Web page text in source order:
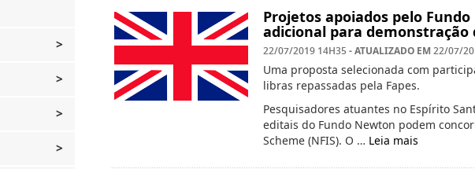
Projetos apoiados pelo
adicional para demonstração
22/07/2019 14H35- ATUALIZADO EM 22/07/
Uma proposta selecionada com
libras repassadas pela Fapes.
Pesquisadores atuantes no Espírito
editais do Fundo Newton podem
Scheme (NFIS). O … Leia mais